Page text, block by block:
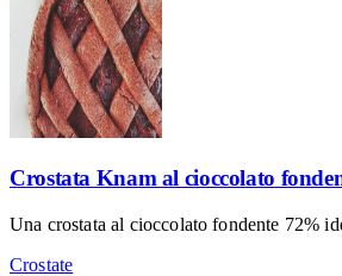
Crostata Knam al cioccolato
Una crostata al cioccolato fondente 72%
Crostate